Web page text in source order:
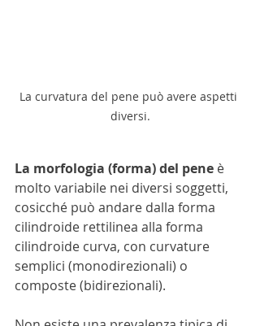
La curvatura del pene può avere aspetti
diversi.
La morfologia (forma) del pene è
molto variabile nei diversi soggetti,
cosicché può andare dalla forma
cilindroide rettilinea alla forma
cilindroide curva, con curvature
semplici (monodirezionali) o
composte (bidirezionali).